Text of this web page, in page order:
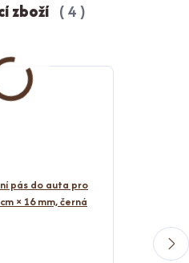
zboží 4